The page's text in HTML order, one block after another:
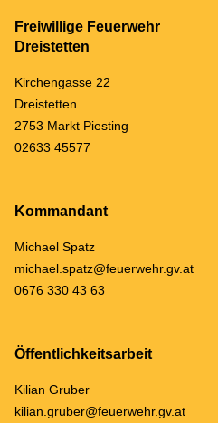
Freiwillige Feuerwehr
Dreistetten
Kirchengasse 22
Dreistetten
2753 Markt Piesting
02633 45577
Kommandant
Michael Spatz
michael.spatz@feuerwehr.gv.at
0676 330 43 63
Öffentlichkeitsarbeit
Kilian Gruber
kilian.gruber@feuerwehr.gv.at